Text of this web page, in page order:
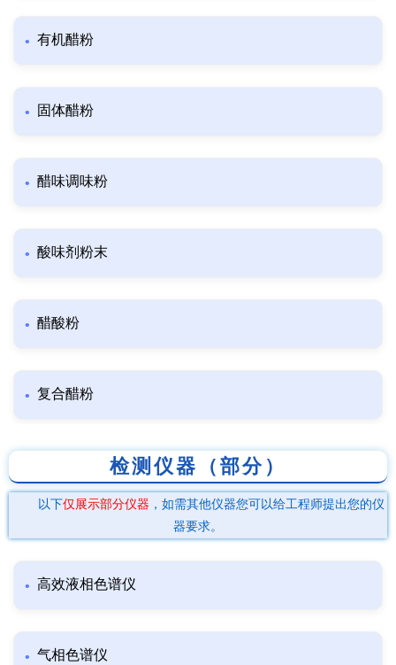
有机醋粉
固体醋粉
醋味调味粉
酸味剂粉末
醋酸粉
复合醋粉
检测仪器（部分）
以下仅展示部分仪器 ，如需其他仪器您可以给工程师提出您的仪
器要求。
高效液相色谱仪
气相色谱仪